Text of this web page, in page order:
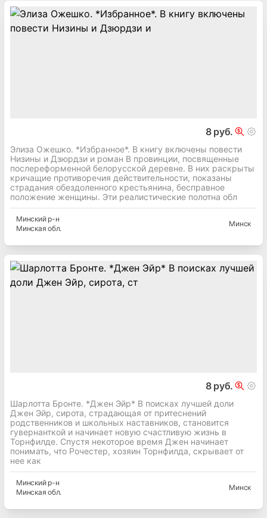
8 руб.
Элиза Ожешко. *Избранное*. В книгу включены повести
Низины и Дзюрдзи и роман В провинции, посвященные
послереформенной белорусской деревне. В них раскрыты
кричащие противоречия действительности, показаны
страдания обездоленного крестьянина, бесправное
положение женщины. Эти реалистические полотна обл
Минскийр-н
Минская обл.
Минск
8 руб.
Шарлотта Бронте. *Джен Эйр* В поисках лучшей доли
Джен Эйр, сирота, страдающая от притеснений
родственников и школьных наставников, становится
гувернанткой и начинает новую счастливую жизнь в
Торнфилде. Спустя некоторое время Джен начинает
понимать, что Рочестер, хозяин Торнфилда, скрывает от
нее как
Минскийр-н
Минская обл.
Минск